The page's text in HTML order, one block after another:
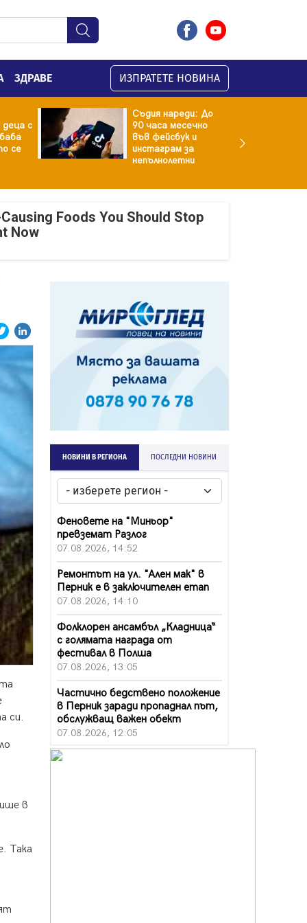
ЗДРАВЕ ИЗПРАТЕТЕ НОВИНА
с
се
Съдия нареди: До
90 часа месечно
във фейсбук и
инстаграм за
непълнолетни
Foods You Should Stop
Now
си.
в
Така
НОВИНИ В РЕГИОНА ПОСЛЕДНИ НОВИНИ
Феновете на "Миньор"
превземат Разлог
07.08.2026, 14:52
Ремонтът на ул. "Ален мак" в
Перник е в заключителен етап
07.08.2026, 14:10
Фолклорен ансамбъл „Кладница“
с голямата награда от
фестивал в Полша
07.08.2026, 13:05
Частично бедствено положение
в Перник заради пропаднал път,
обслужващ важен обект
07.08.2026, 12:05
Да отговорим на жегите с филм